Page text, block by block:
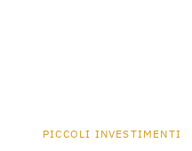
PICCOLI INVESTIMENTI